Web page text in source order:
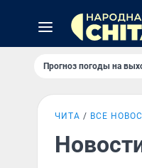
Прогноз погоды на
ЧИТА ВСЕ